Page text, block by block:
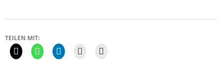
TEILEN MIT: